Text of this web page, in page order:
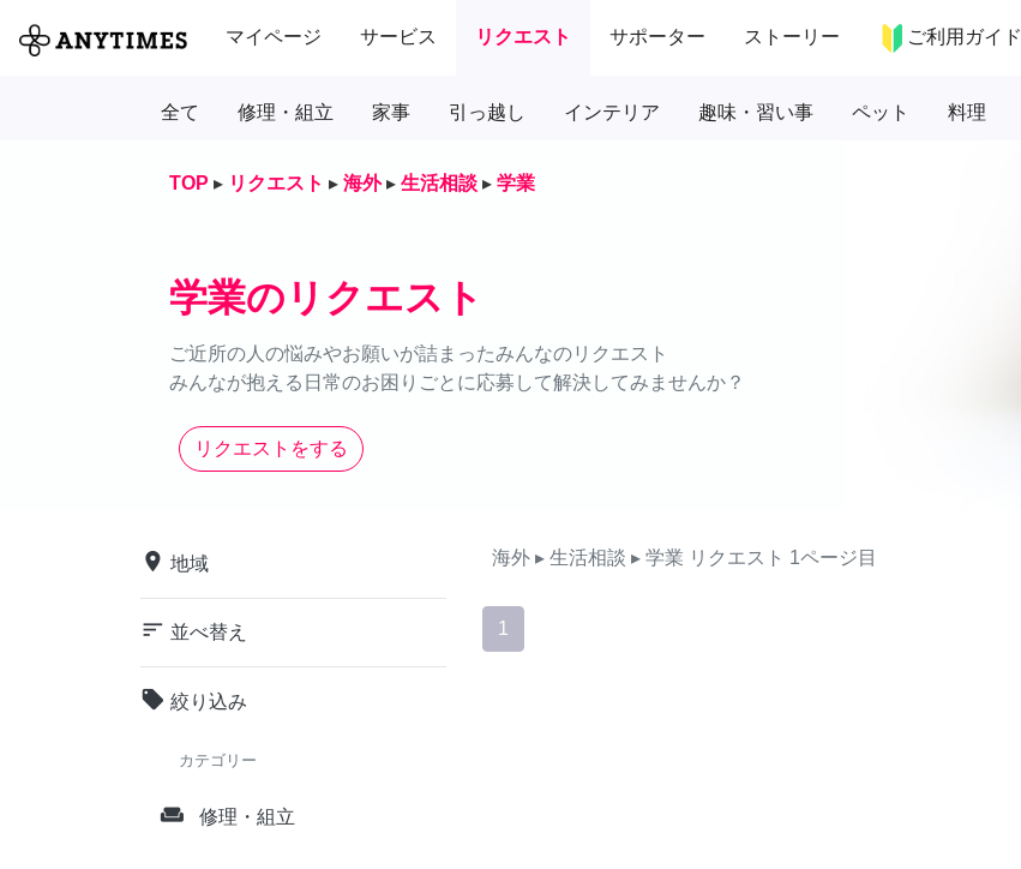
マイページ サービス リクエスト サポーター ストーリー ご利用ガイド
全て 修理・組立 家事 引っ越し インテリア 趣味・習い事 ペット 料理
TOP ▸ リクエスト ▸ 海外 ▸ 生活相談 ▸ 学業
学業のリクエスト
ご近所の人の悩みやお願いが詰まったみんなのリクエスト
みんなが抱える日常のお困りごとに応募して解決してみませんか？
リクエストをする
place 地域
sort 並べ替え
local_offer 絞り込み
カテゴリー
weekend 修理・組立
海外 ▸ 生活相談 ▸ 学業 リクエスト 1ページ目
1